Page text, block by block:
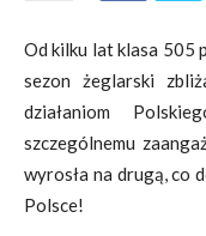
Od kilku lat klasa 505
sezon żeglarski
działaniom
szczególnemu
wyrosła na drugą, co
Polsce!